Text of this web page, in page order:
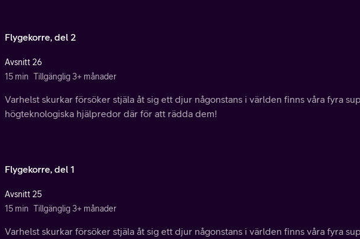
Flygekorre, del 2
Avsnitt 26
15 min Tillgänglig 3+ månader
Varhelst skurkar försöker stjäla åt sig ett djur någonstans i världen finns våra fyra
högteknologiska hjälpredor där för att rädda dem!
Flygekorre, del 1
Avsnitt 25
15 min Tillgänglig 3+ månader
Varhelst skurkar försöker stjäla åt sig ett djur någonstans i världen finns våra fyra